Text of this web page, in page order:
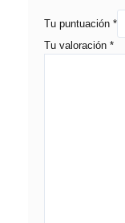
Tu puntuación *
Tu valoración *